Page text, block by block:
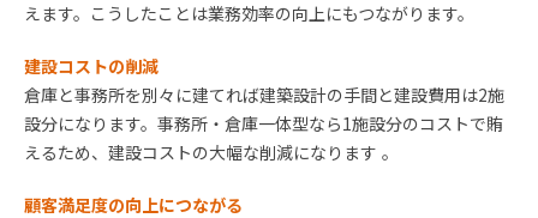
えます。こうしたことは業務効率の向上にもつながります。
建設コストの削減
倉庫と事務所を別々に建てれば建築設計の手間と建設費用は2施
設分になります。事務所・倉庫一体型なら1施設分のコストで賄
えるため、建設コストの大幅な削減になります 。
顧客満足度の向上につながる